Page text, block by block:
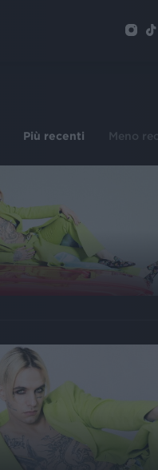
Più recenti Meno